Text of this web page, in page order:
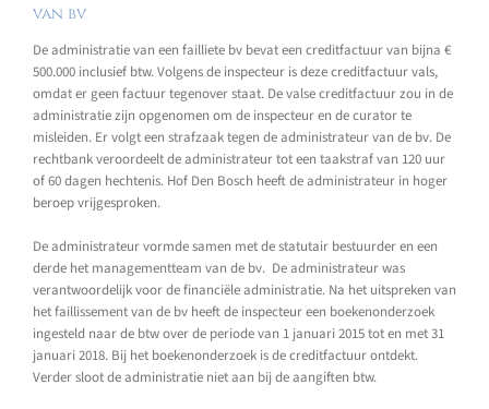
van bv
De administratie van een failliete bv bevat een creditfactuur van bijna €
500.000 inclusief btw. Volgens de inspecteur is deze creditfactuur vals,
omdat er geen factuur tegenover staat. De valse creditfactuur zou in de
administratie zijn opgenomen om de inspecteur en de curator te
misleiden. Er volgt een strafzaak tegen de administrateur van de bv. De
rechtbank veroordeelt de administrateur tot een taakstraf van 120 uur
of 60 dagen hechtenis. Hof Den Bosch heeft de administrateur in hoger
beroep vrijgesproken.
De administrateur vormde samen met de statutair bestuurder en een
derde het managementteam van de bv. De administrateur was
verantwoordelijk voor de financiële administratie. Na het uitspreken van
het faillissement van de bv heeft de inspecteur een boekenonderzoek
ingesteld naar de btw over de periode van 1 januari 2015 tot en met 31
januari 2018. Bij het boekenonderzoek is de creditfactuur ontdekt.
Verder sloot de administratie niet aan bij de aangiften btw.